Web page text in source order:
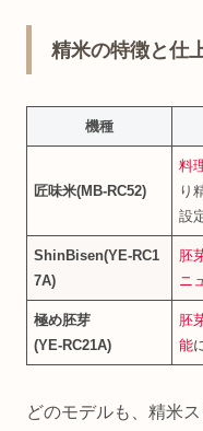
精米の特徴と仕
機種
匠味米(MB‑RC52)
料
り
設
ShinBisen(YE‑RC1
7A)
胚
ニ
極め胚芽
(YE‑RC21A)
胚
能
どのモデルも、精米